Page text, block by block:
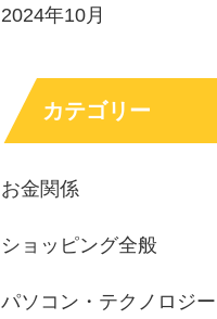
2024年10月
カテゴリー
お金関係
ショッピング全般
パソコン・テクノロジー